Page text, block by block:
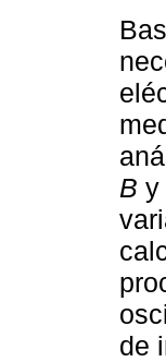
B y
de